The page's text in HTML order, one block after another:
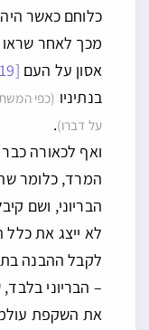
כלוחם כאשר היה
מכך לאחר שראו
אסון על העם [19]
בנתיניו (כפי
על דברו).
ואף לכאורה
המרד, כלומר
הבריוני, ושם
לא ייצג את כלל
לקבל ההבנה
– הבריוני
את השקפת